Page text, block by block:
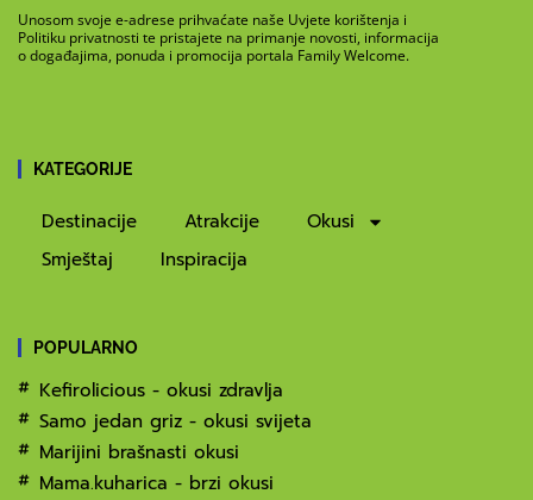
Unosom svoje e-adrese prihvaćate naše Uvjete korištenja i
Politiku privatnosti te pristajete na primanje novosti, informacija
o događajima, ponuda i promocija portala Family Welcome.
KATEGORIJE
Destinacije Atrakcije
Okusi
Smještaj
Inspiracija
POPULARNO
Kefirolicious - okusi zdravlja
Samo jedan griz - okusi svijeta
Marijini brašnasti okusi
Mama.kuharica - brzi okusi